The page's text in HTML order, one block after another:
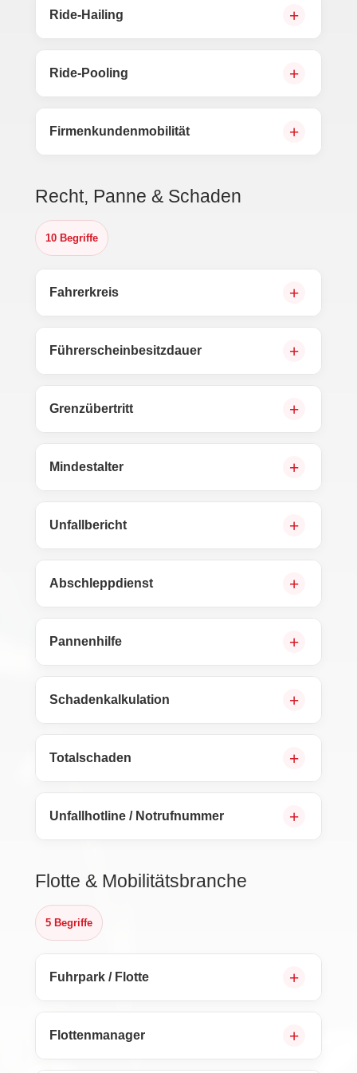
Ride-Hailing
Ride-Pooling
Firmenkundenmobilität
Recht, Panne & Schaden
10 Begriffe
Fahrerkreis
Führerscheinbesitzdauer
Grenzübertritt
Mindestalter
Unfallbericht
Abschleppdienst
Pannenhilfe
Schadenkalkulation
Totalschaden
Unfallhotline / Notrufnummer
Flotte & Mobilitätsbranche
5 Begriffe
Fuhrpark / Flotte
Flottenmanager